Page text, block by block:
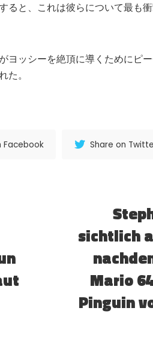
ると、これは彼らについて最も
ヨッシーを絶頂に導くためにピ
た。
Facebook Share on
sichtlich
Mario
Pinguin